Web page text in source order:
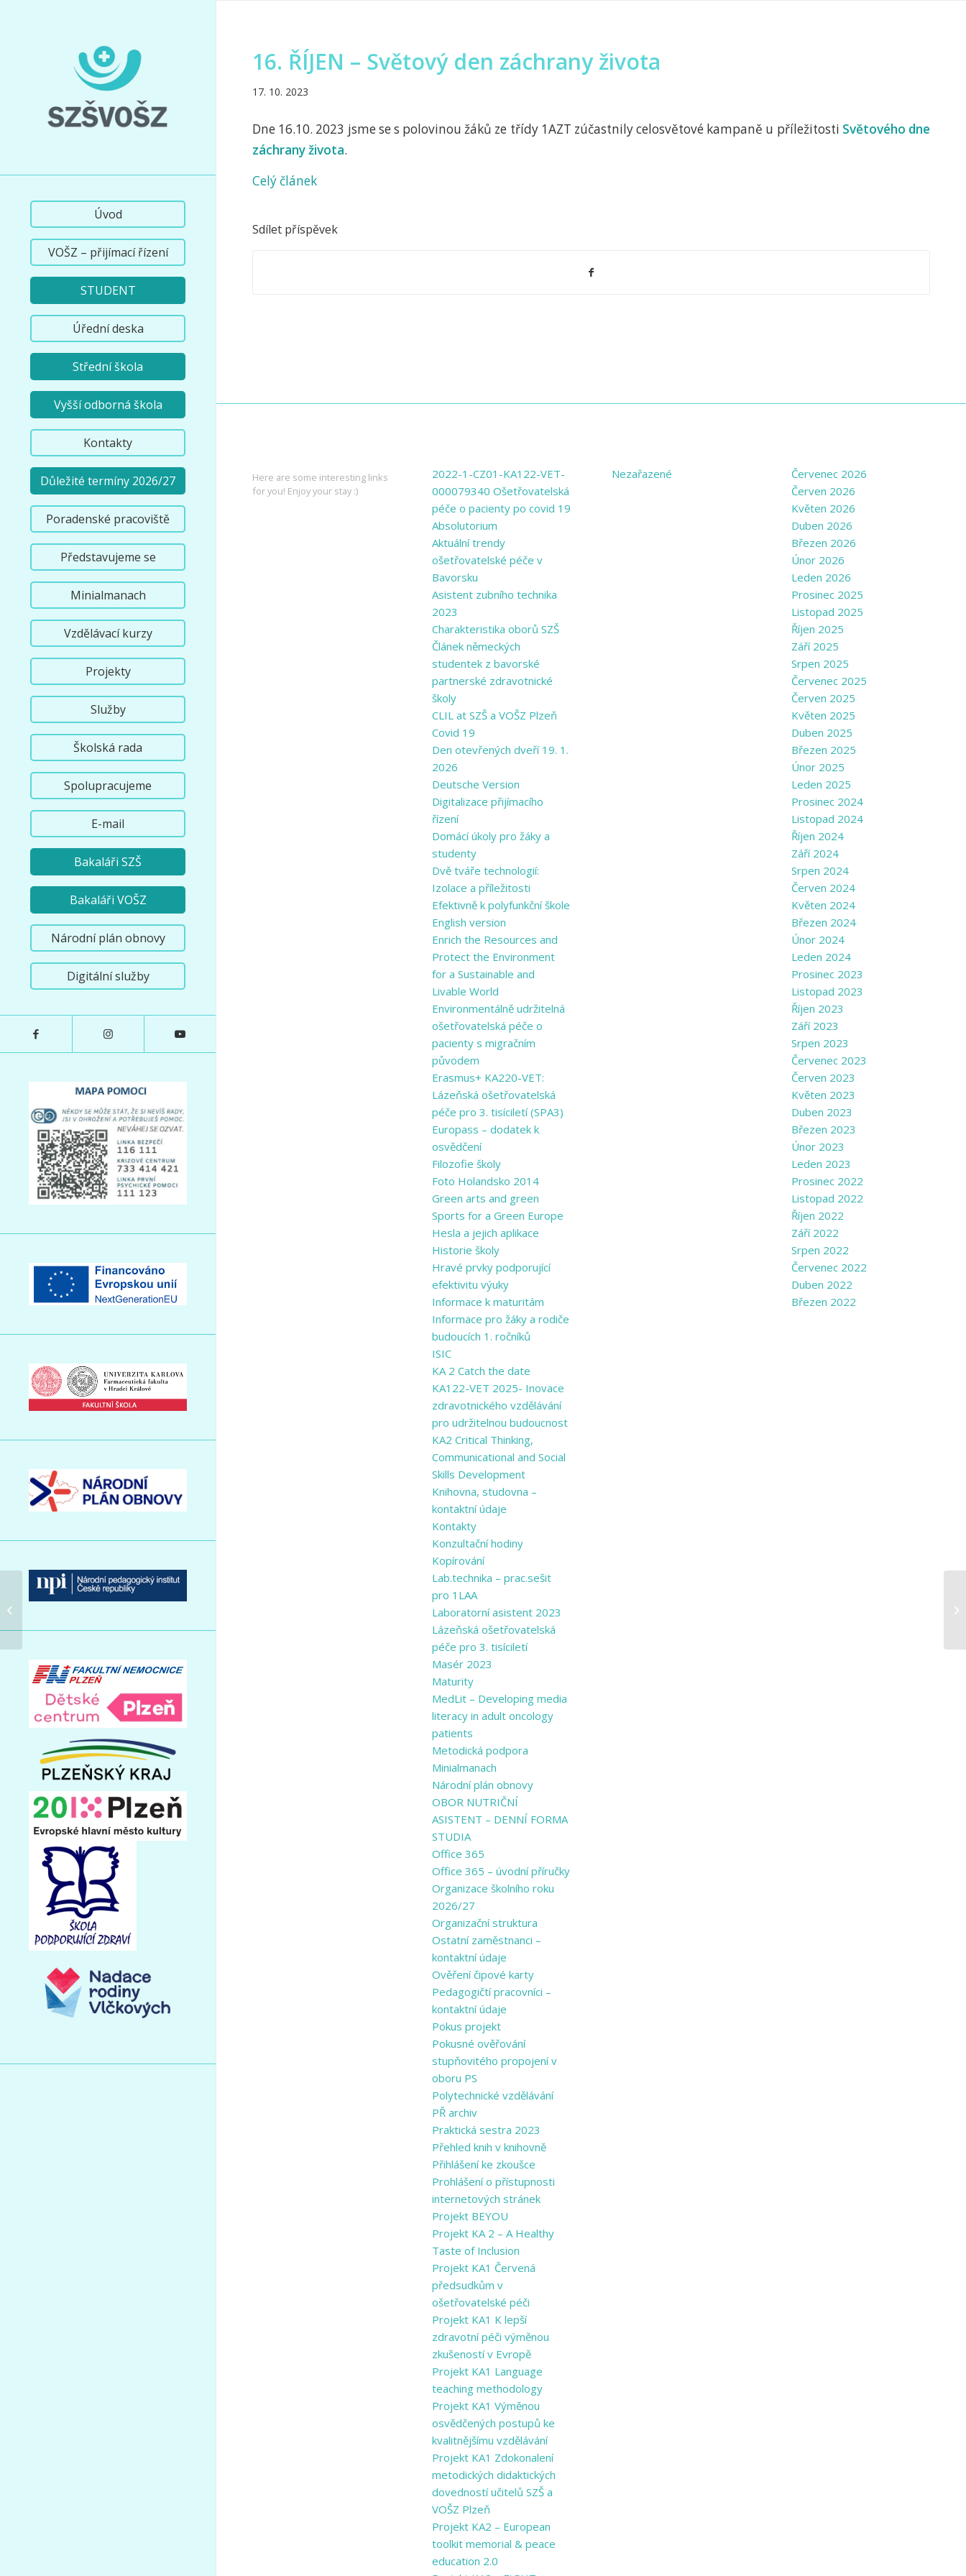
Úvod
VOŠZ – přijímací řízení
STUDENT
Úřední deska
Střední škola
Vyšší odborná škola
Kontakty
Důležité termíny 2026/27
Poradenské pracoviště
Představujeme se
Minialmanach
Vzdělávací kurzy
Projekty
Služby
Školská rada
Spolupracujeme
E-mail
Bakaláři SZŠ
Bakaláři VOŠZ
Národní plán obnovy
Digitální služby
16. ŘÍJEN – Světový den záchrany života
17. 10. 2023
Dne 16.10. 2023 jsme se s polovinou žáků ze třídy 1AZT zúčastnily celosvětové kampaně u příležitosti Světového dne
záchrany života.
Celý článek
Sdílet příspěvek
Here are some interesting links
for you! Enjoy your stay :)
2022-1-CZ01-KA122-VET-
000079340 Ošetřovatelská
péče o pacienty po covid 19
Absolutorium
Aktuální trendy
ošetřovatelské péče v
Bavorsku
Asistent zubního technika
2023
Charakteristika oborů SZŠ
Článek německých
studentek z bavorské
partnerské zdravotnické
školy
CLIL at SZŠ a VOŠZ Plzeň
Covid 19
Den otevřených dveří 19. 1.
2026
Deutsche Version
Digitalizace přijímacího
řízení
Domácí úkoly pro žáky a
studenty
Dvě tváře technologií:
Izolace a příležitosti
Efektivně k polyfunkční škole
English version
Enrich the Resources and
Protect the Environment
for a Sustainable and
Livable World
Environmentálně udržitelná
ošetřovatelská péče o
pacienty s migračním
původem
Erasmus+ KA220-VET:
Lázeňská ošetřovatelská
péče pro 3. tisíciletí (SPA3)
Europass – dodatek k
osvědčení
Filozofie školy
Foto Holandsko 2014
Green arts and ​green
Sports for a ​Green Europe
Hesla a jejich aplikace
Historie školy
Hravé prvky podporující
efektivitu výuky
Informace k maturitám
Informace pro žáky a rodiče
budoucích 1. ročníků
ISIC
KA 2 Catch the date
KA122-VET 2025- Inovace
zdravotnického vzdělávání
pro udržitelnou budoucnost
KA2 Critical Thinking,
Communicational and Social
Skills Development
Knihovna, studovna –
kontaktní údaje
Kontakty
Konzultační hodiny
Kopírování
Lab.technika – prac.sešit
pro 1LAA
Laboratorní asistent 2023
Lázeňská ošetřovatelská
péče pro 3. tisíciletí
Masér 2023
Maturity
MedLit – Developing media
literacy in adult oncology
patients
Metodická podpora
Minialmanach
Národní plán obnovy
OBOR NUTRIČNÍ
ASISTENT – DENNÍ FORMA
STUDIA
Office 365
Office 365 – úvodní příručky
Organizace školního roku
2026/27
Organizační struktura
Ostatní zaměstnanci –
kontaktní údaje
Ověření čipové karty
Pedagogičtí pracovníci –
kontaktní údaje
Pokus projekt
Pokusné ověřování
stupňovitého propojení v
oboru PS
Polytechnické vzdělávání
PŘ archiv
Praktická sestra 2023
Přehled knih v knihovně
Přihlášení ke zkoušce
Prohlášení o přístupnosti
internetových stránek
Projekt BEYOU
Projekt KA 2 – A Healthy
Taste of Inclusion
Projekt KA1 Červená
předsudkům v
ošetřovatelské péči
Projekt KA1 K lepší
zdravotní péči výměnou
zkušeností v Evropě
Projekt KA1 Language
teaching methodology
Projekt KA1 Výměnou
osvědčených postupů ke
kvalitnějšímu vzdělávání
Projekt KA1 Zdokonalení
metodických didaktických
dovedností učitelů SZŠ a
VOŠZ Plzeň
Projekt KA2 – European
toolkit memorial & peace
education 2.0
Nezařazené
Červenec 2026
Červen 2026
Květen 2026
Duben 2026
Březen 2026
Únor 2026
Leden 2026
Prosinec 2025
Listopad 2025
Říjen 2025
Září 2025
Srpen 2025
Červenec 2025
Červen 2025
Květen 2025
Duben 2025
Březen 2025
Únor 2025
Leden 2025
Prosinec 2024
Listopad 2024
Říjen 2024
Září 2024
Srpen 2024
Červen 2024
Květen 2024
Březen 2024
Únor 2024
Leden 2024
Prosinec 2023
Listopad 2023
Říjen 2023
Září 2023
Srpen 2023
Červenec 2023
Červen 2023
Květen 2023
Duben 2023
Březen 2023
Únor 2023
Leden 2023
Prosinec 2022
Listopad 2022
Říjen 2022
Září 2022
Srpen 2022
Červenec 2022
Duben 2022
Březen 2022
Vyšší odborná škola zdravotnická –